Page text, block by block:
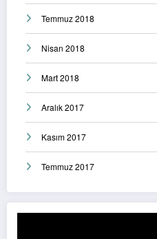
Temmuz 2018
Nisan 2018
Mart 2018
Aralık 2017
Kasım 2017
Temmuz 2017